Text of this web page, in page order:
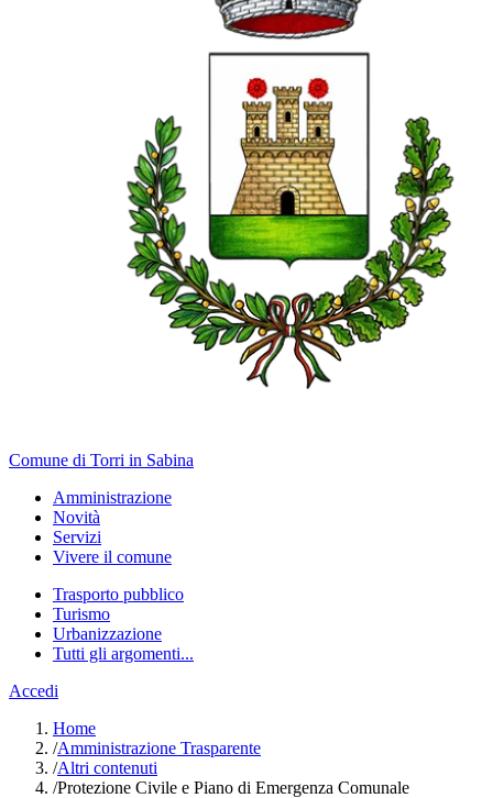
Comune di Torri in Sabina
Amministrazione
Novità
Servizi
Vivere il comune
Trasporto pubblico
Turismo
Urbanizzazione
Tutti gli argomenti...
Accedi
Home
/Amministrazione Trasparente
/Altri contenuti
/Protezione Civile e Piano di Emergenza Comunale